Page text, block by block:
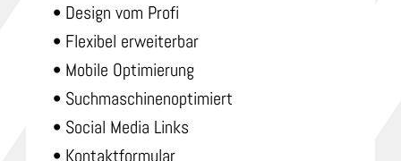
• Design vom Profi
• Flexibel erweiterbar
• Mobile Optimierung
• Suchmaschinenoptimiert
• Social Media Links
• Kontaktformular